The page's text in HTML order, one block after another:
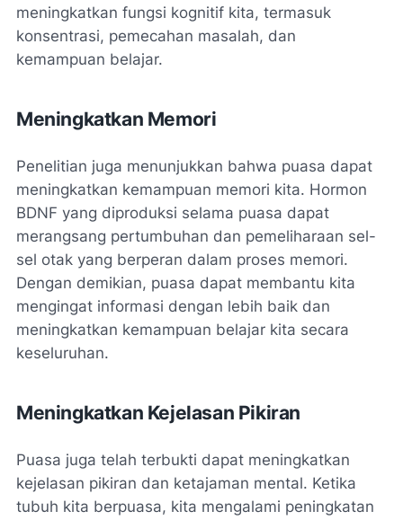
meningkatkan fungsi kognitif kita, termasuk
konsentrasi, pemecahan masalah, dan
kemampuan belajar.
Meningkatkan Memori
Penelitian juga menunjukkan bahwa puasa dapat
meningkatkan kemampuan memori kita. Hormon
BDNF yang diproduksi selama puasa dapat
merangsang pertumbuhan dan pemeliharaan sel-
sel otak yang berperan dalam proses memori.
Dengan demikian, puasa dapat membantu kita
mengingat informasi dengan lebih baik dan
meningkatkan kemampuan belajar kita secara
keseluruhan.
Meningkatkan Kejelasan Pikiran
Puasa juga telah terbukti dapat meningkatkan
kejelasan pikiran dan ketajaman mental. Ketika
tubuh kita berpuasa, kita mengalami peningkatan